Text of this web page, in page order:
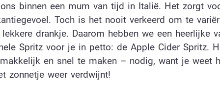
binnen een mum van tijd in Italië. Het zorgt
Toch is het nooit verkeerd om te
drankje. Daarom hebben we een heerlijke
Spritz voor je in petto: de Apple Cider Spritz.
en snel te maken – nodig, want je weet
zonnetje weer verdwijnt!